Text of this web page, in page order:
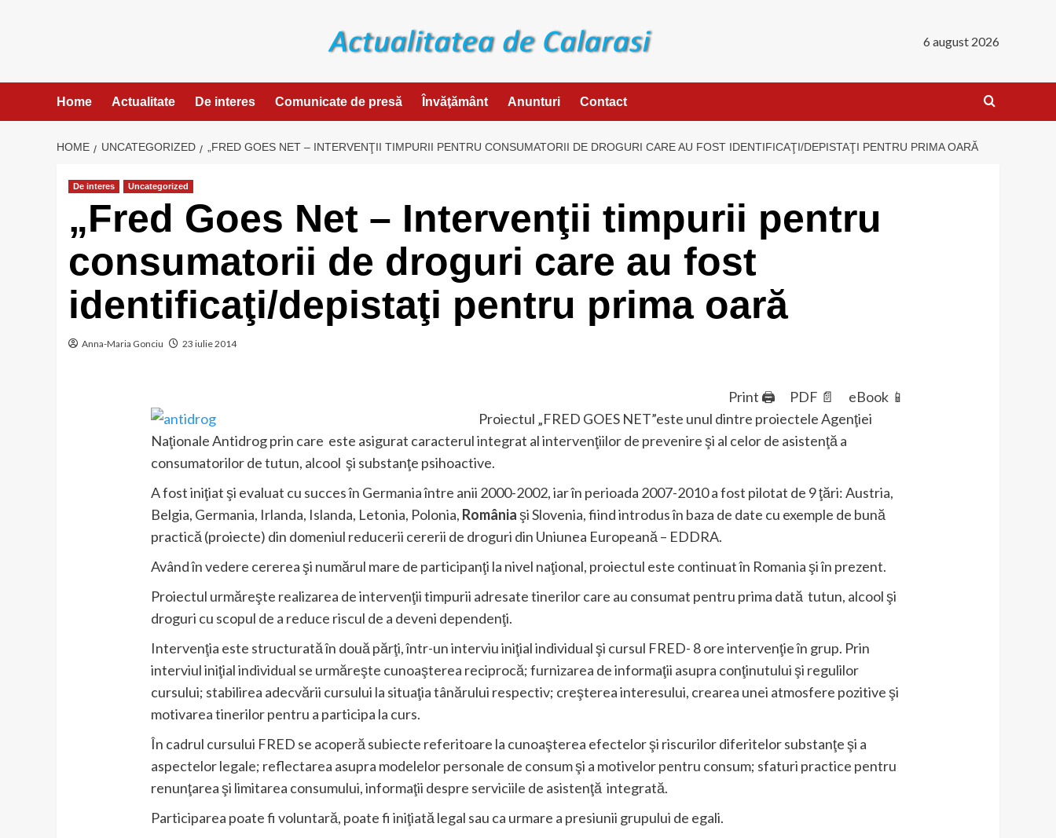
6 august 2026
Home Actualitate De interes Comunicate de presă Învăţământ Anunturi Contact
HOME UNCATEGORIZED „FRED GOES NET – INTERVENŢII TIMPURII PENTRU CONSUMATORII DE DROGURI CARE AU FOST IDENTIFICAŢI/DEPISTAŢI PENTRU PRIMA OARĂ
De interes Uncategorized
„Fred Goes Net – Intervenţii timpurii pentru
consumatorii de droguri care au fost
identificaţi/depistaţi pentru prima oară
Anna-Maria Gonciu 23 iulie 2014
Print 🖨 PDF 📄
eBook 📱
Proiectul „FRED GOES NET”este unul dintre proiectele Agenţiei
Naţionale Antidrog prin care este asigurat caracterul integrat al intervenţiilor de prevenire şi al celor de asistenţă a
consumatorilor de tutun, alcool şi substanţe psihoactive.
A fost iniţiat şi evaluat cu succes în Germania între anii 2000-2002, iar în perioada 2007-2010 a fost pilotat de 9 ţări: Austria,
Belgia, Germania, Irlanda, Islanda, Letonia, Polonia, Româniaşi Slovenia, fiind introdus în baza de date cu exemple de bună
practică (proiecte) din domeniul reducerii cererii de droguri din Uniunea Europeană – EDDRA.
Având în vedere cererea şi numărul mare de participanţi la nivel naţional, proiectul este continuat în Romania şi în prezent.
Proiectul urmăreşte realizarea de intervenţii timpurii adresate tinerilor care au consumat pentru prima dată tutun, alcool şi
droguri cu scopul de a reduce riscul de a deveni dependenţi.
Intervenţia este structurată în două părţi, într-un interviu iniţial individual şi cursul FRED- 8 ore intervenţie în grup. Prin
interviul iniţial individual se urmăreşte cunoaşterea reciprocă; furnizarea de informaţii asupra conţinutului şi regulilor
cursului; stabilirea adecvării cursului la situaţia tânărului respectiv; creşterea interesului, crearea unei atmosfere pozitive şi
motivarea tinerilor pentru a participa la curs.
În cadrul cursului FRED se acoperă subiecte referitoare la cunoaşterea efectelor şi riscurilor diferitelor substanţe şi a
aspectelor legale; reflectarea asupra modelelor personale de consum şi a motivelor pentru consum; sfaturi practice pentru
renunţarea şi limitarea consumului, informaţii despre serviciile de asistenţă integrată.
Participarea poate fi voluntară, poate fi iniţiată legal sau ca urmare a presiunii grupului de egali.